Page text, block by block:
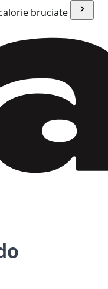
bruciate